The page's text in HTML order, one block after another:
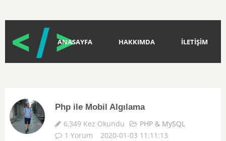
ANASAYFA HAKKIMDA İLETİŞİM
Php ile Mobil Algılama
6,349 Kez Okundu
PHP & MySQL
1 Yorum
2020-01-03 11:11:13